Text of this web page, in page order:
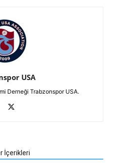
USA
Derneği Trabzonspor USA.
İçerikleri